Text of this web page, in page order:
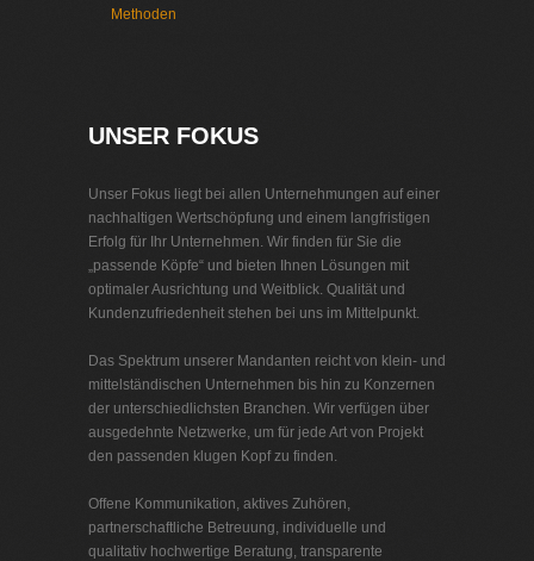
Methoden
UNSER FOKUS
Unser Fokus liegt bei allen Unternehmungen auf einer
nachhaltigen Wertschöpfung und einem langfristigen
Erfolg für Ihr Unternehmen. Wir finden für Sie die
„passende Köpfe“ und bieten Ihnen Lösungen mit
optimaler Ausrichtung und Weitblick. Qualität und
Kundenzufriedenheit stehen bei uns im Mittelpunkt.
Das Spektrum unserer Mandanten reicht von klein- und
mittelständischen Unternehmen bis hin zu Konzernen
der unterschiedlichsten Branchen. Wir verfügen über
ausgedehnte Netzwerke, um für jede Art von Projekt
den passenden klugen Kopf zu finden.
Offene Kommunikation, aktives Zuhören,
partnerschaftliche Betreuung, individuelle und
qualitativ hochwertige Beratung, transparente